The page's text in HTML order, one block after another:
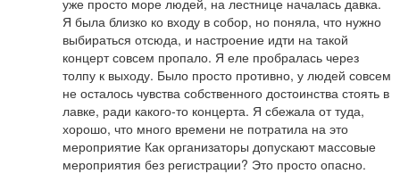
Я была близко ко входу в собор, но поняла, что нужно
выбираться отсюда, и настроение идти на такой
концерт совсем пропало. Я еле пробралась через
толпу к выходу. Было просто противно, у людей совсем
не осталось чувства собственного достоинства стоять в
лавке, ради какого-то концерта. Я сбежала от туда,
хорошо, что много времени не потратила на это
мероприятие Как организаторы допускают массовые
мероприятия без регистрации? Это просто опасно.